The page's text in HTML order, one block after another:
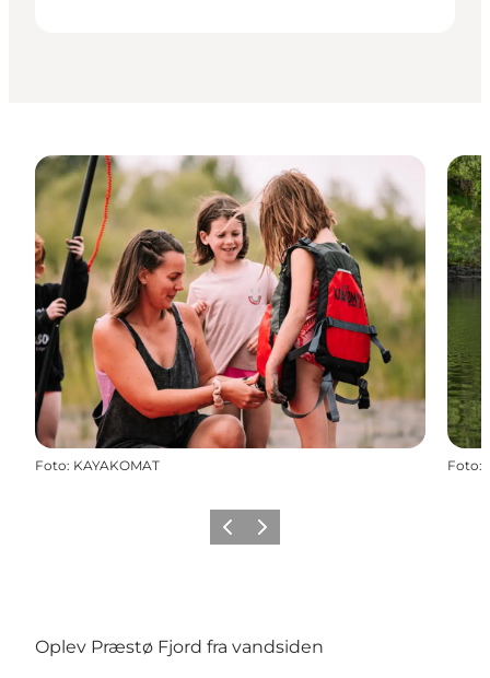
Foto: KAYAKOMAT Foto:
ZurückWeiter
Oplev Præstø Fjord fra vandsiden